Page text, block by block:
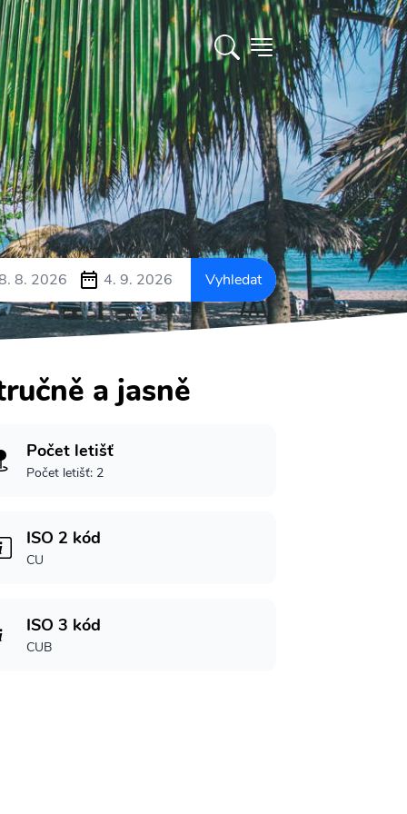
8. 2026 4. 9. 2026 Vyhledat
a jasně
Počet letišť
Počet letišť: 2
ISO 2 kód
CU
ISO 3 kód
CUB